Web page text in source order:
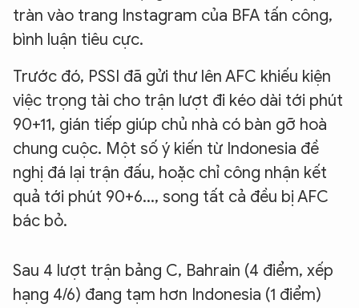
tràn vào trang Instagram của BFA tấn công,
bình luận tiêu cực.
Trước đó, PSSI đã gửi thư lên AFC khiếu kiện
việc trọng tài cho trận lượt đi kéo dài tới phút
90+11, gián tiếp giúp chủ nhà có bàn gỡ hoà
chung cuộc. Một số ý kiến từ Indonesia đề
nghị đá lại trận đấu, hoặc chỉ công nhận kết
quả tới phút 90+6..., song tất cả đều bị AFC
bác bỏ.
Sau 4 lượt trận bảng C, Bahrain (4 điểm, xếp
hạng 4/6) đang tạm hơn Indonesia (1 điểm)